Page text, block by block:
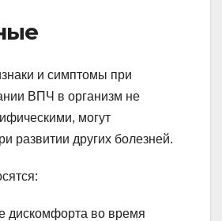
и симптомы при
ВПЧ в организм не
могут
развитии других болезней.
дискомфорта во время